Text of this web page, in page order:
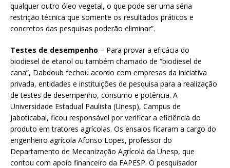
qualquer outro óleo vegetal, o que pode ser uma séria
restrição técnica que somente os resultados práticos e
concretos das pesquisas poderão eliminar”.
Testes de desempenho – Para provar a eficácia do
biodiesel de etanol ou também chamado de “biodiesel de
cana”, Dabdoub fechou acordo com empresas da iniciativa
privada, entidades e instituições de pesquisa para a realização
de testes de desempenho, consumo e potência. A
Universidade Estadual Paulista (Unesp), Campus de
Jaboticabal, ficou responsável por verificar a eficiência do
produto em tratores agrícolas. Os ensaios ficaram a cargo do
engenheiro agrícola Afonso Lopes, professor do
Departamento de Mecanização Agrícola da Unesp, que
contou com apoio financeiro da FAPESP. O pesquisador